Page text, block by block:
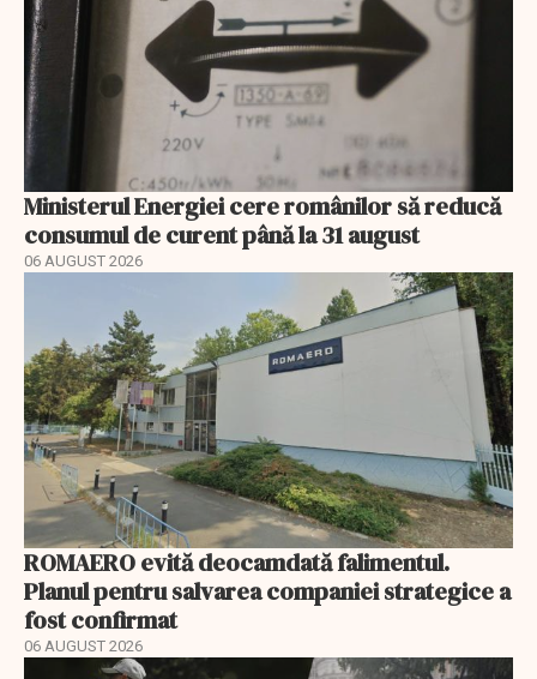
Ministerul Energiei cere românilor să reducă
consumul de curent până la 31 august
06 AUGUST 2026
ROMAERO evită deocamdată falimentul.
Planul pentru salvarea companiei strategice a
fost confirmat
06 AUGUST 2026